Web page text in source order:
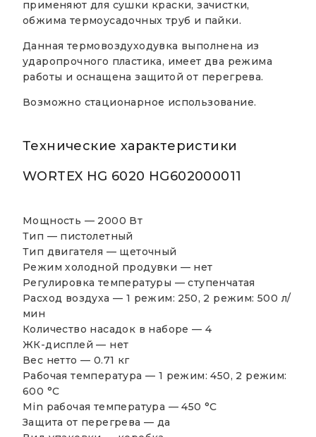
применяют для сушки краски, зачистки,
обжима термоусадочных труб и пайки.
Данная термовоздуходувка выполнена из
ударопрочного пластика, имеет два режима
работы и оснащена защитой от перегрева.
Возможно стационарное использование.
Технические характеристики
WORTEX HG 6020 HG602000011
Мощность — 2000 Вт
Тип — пистолетный
Тип двигателя — щеточный
Режим холодной продувки — нет
Регулировка температуры — ступенчатая
Расход воздуха — 1 режим: 250, 2 режим: 500 л/
мин
Количество насадок в наборе — 4
ЖК-дисплей — нет
Вес нетто — 0.71 кг
Рабочая температура — 1 режим: 450, 2 режим:
600 °С
Min рабочая температура — 450 °С
Защита от перегрева — да